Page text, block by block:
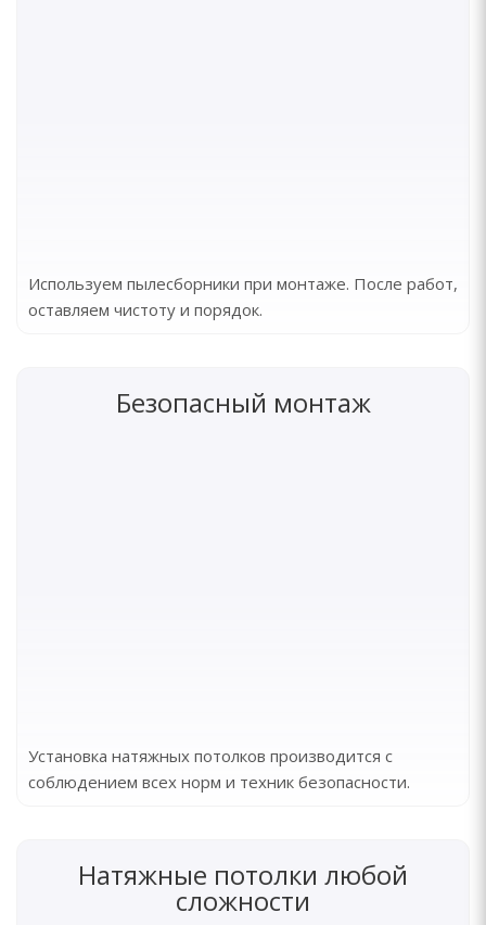
Используем пылесборники при монтаже. После работ,
оставляем чистоту и порядок.
Безопасный монтаж
Установка натяжных потолков производится с
соблюдением всех норм и техник безопасности.
Натяжные потолки любой
сложности